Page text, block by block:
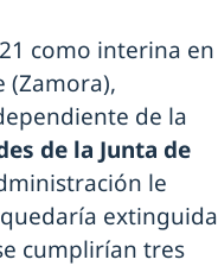
como interina en
(Zamora),
de la
de la Junta de
le
extinguida
cumplirían tres